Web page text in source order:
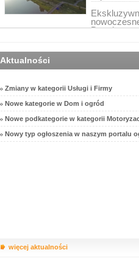
Aktualności
Zmiany w kategorii Usługi i Firmy
Nowe kategorie w Dom i ogród
Nowe podkategorie w kategorii
Nowy typ ogłoszenia w naszym portalu
więcej aktualności